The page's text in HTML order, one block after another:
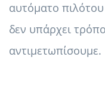
αυτόματο
δεν υπάρχει
αντιμετωπίσουμε.